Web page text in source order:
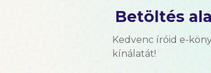
Betöltés
Kedvenc íróid e-
kínálatát!